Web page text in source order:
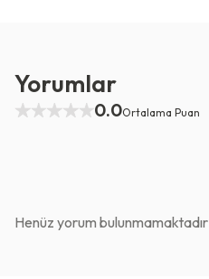
Yorumlar
0.0Ortalama Puan
Henüz yorum bulunmamaktadır